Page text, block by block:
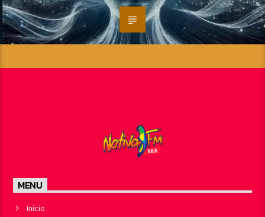
MENU
Início